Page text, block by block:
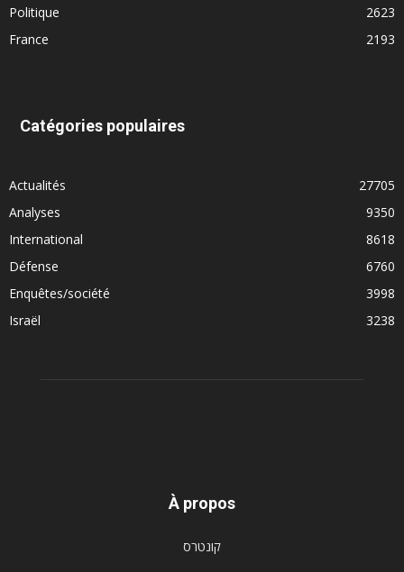
Politique
2623
France
2193
Catégories populaires
Actualités
27705
Analyses
9350
International
8618
Défense
6760
Enquêtes/société
3998
Israël
3238
À propos
קונטרס